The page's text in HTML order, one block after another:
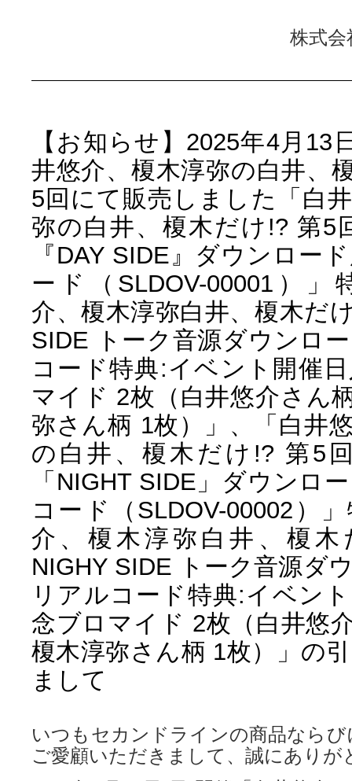
株式
【お知らせ】2025年4月13
井悠介、榎木淳弥の白井、
5回にて販売しました「白
弥の白井、榎木だけ!? 第5
『DAY SIDE』ダウンロー
ード（SLDOV-00001）」
介、榎木淳弥白井、榎木だ
SIDE トーク音源ダウンロ
コード特典:イベント開催
マイド 2枚（白井悠介さん
弥さん柄 1枚）」、「白井
の白井、榎木だけ!? 第5
「NIGHT SIDE」ダウンロ
コード（SLDOV-00002）
介、榎木淳弥白井、榎木
NIGHY SIDE トーク音源ダ
リアルコード特典:イベン
念ブロマイド 2枚（白井悠
榎木淳弥さん柄 1枚）」の
まして
いつもセカンドラインの商品なら
ご愛顧いただきまして、誠にありが